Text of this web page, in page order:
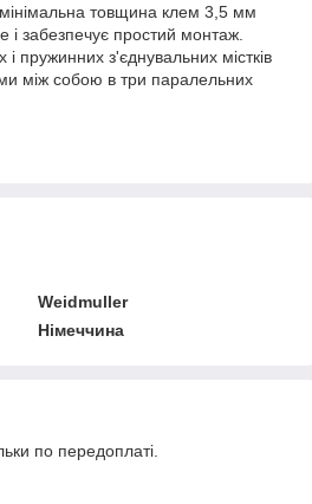
товщина клем 3,5 мм
і забезпечує простий монтаж.
пружинних з'єднувальних містків
між собою в три паралельних
Weidmuller
Німеччина
по передоплаті.